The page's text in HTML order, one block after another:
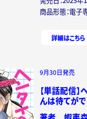
商品形態：電子
詳細はこちら
9月30日発売
【単話配信】
んは待てが